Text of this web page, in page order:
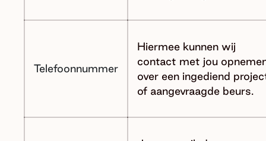
Telefoonnummer
Hiermee kunnen wij
contact met jou
over een ingediend
of aangevraagde beurs.